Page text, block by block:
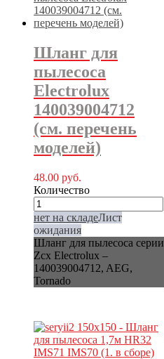
Шланг для
пылесоса
Electrolux
140039004712
(см. перечень
моделей)
48.00 руб.
Количество
нет на складеЛист
ожидания
Шланг для пылесоса серии
Zcx Electrolux –
140039004712, AEG,
Tornado